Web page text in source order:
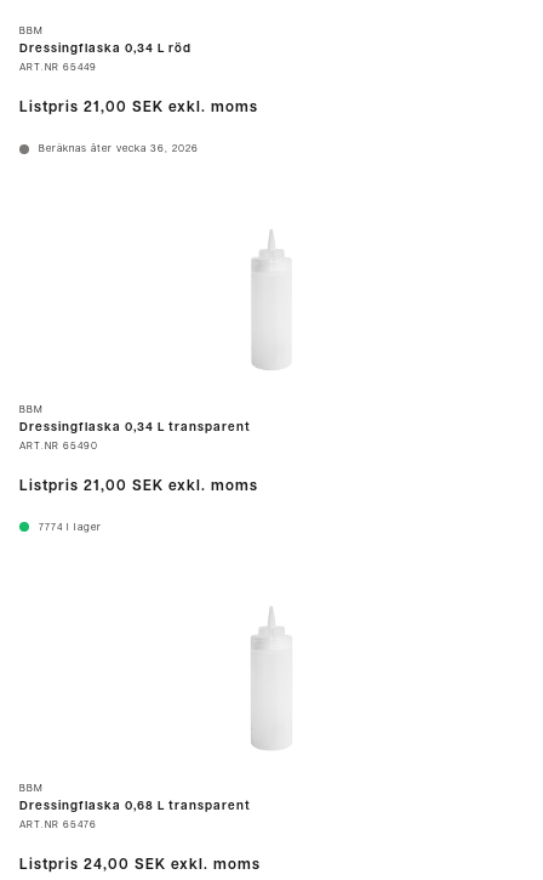
BBM
Dressingflaska 0,34 L röd
ART.NR 65449
Listpris 21,00 SEK exkl. moms
Beräknas åter vecka 36, 2026
BBM
Dressingflaska 0,34 L transparent
ART.NR 65490
Listpris 21,00 SEK exkl. moms
7774 I lager
BBM
Dressingflaska 0,68 L transparent
ART.NR 65476
Listpris 24,00 SEK exkl. moms